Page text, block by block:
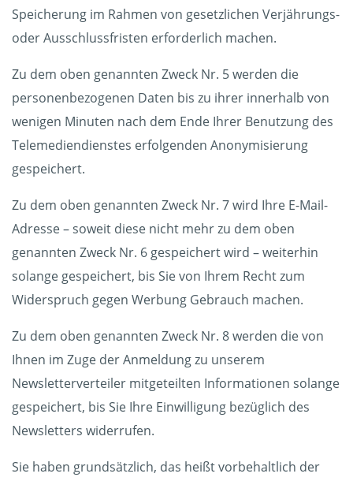
Speicherung im Rahmen von gesetzlichen Verjährungs-
oder Ausschlussfristen erforderlich machen.
Zu dem oben genannten Zweck Nr. 5 werden die
personenbezogenen Daten bis zu ihrer innerhalb von
wenigen Minuten nach dem Ende Ihrer Benutzung des
Telemediendienstes erfolgenden Anonymisierung
gespeichert.
Zu dem oben genannten Zweck Nr. 7 wird Ihre E-Mail-
Adresse – soweit diese nicht mehr zu dem oben
genannten Zweck Nr. 6 gespeichert wird – weiterhin
solange gespeichert, bis Sie von Ihrem Recht zum
Widerspruch gegen Werbung Gebrauch machen.
Zu dem oben genannten Zweck Nr. 8 werden die von
Ihnen im Zuge der Anmeldung zu unserem
Newsletterverteiler mitgeteilten Informationen solange
gespeichert, bis Sie Ihre Einwilligung bezüglich des
Newsletters widerrufen.
Sie haben grundsätzlich, das heißt vorbehaltlich der